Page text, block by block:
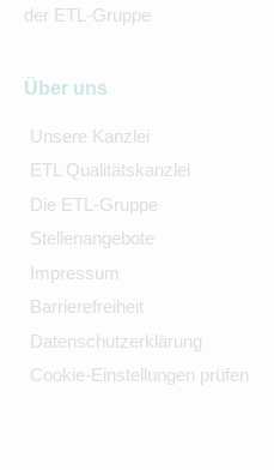
der ETL-Gruppe
Über uns
Unsere Kanzlei
ETL Qualitätskanzlei
Die ETL-Gruppe
Stellenangebote
Impressum
Barrierefreiheit
Datenschutzerklärung
Cookie-Einstellungen prüfen